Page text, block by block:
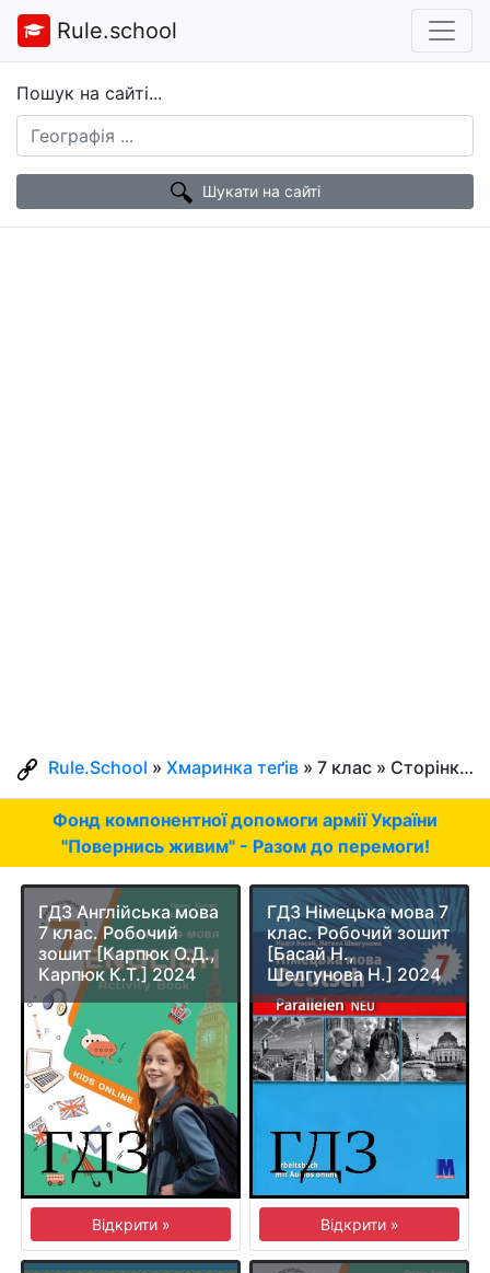
Rule.school
Пошук на сайті...
Шукати на сайті
Rule.School » Хмаринка теґів » 7 клас » Сторінка 4
Фонд компонентної допомоги армії України
"Повернись живим" - Разом до перемоги!
ГДЗ Англійська мова
7 клас. Робочий
зошит [Карпюк О.Д.,
Карпюк К.Т.] 2024
Відкрити »
ГДЗ Німецька мова 7
клас. Робочий зошит
[Басай Н.,
Шелгунова Н.] 2024
Відкрити »